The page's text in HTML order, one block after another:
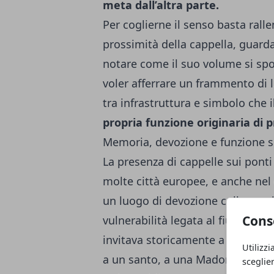
meta dall’altra parte.
Per coglierne il senso basta
prossimità della cappella,
notare come il suo volume si
voler afferrare un frammento di
tra infrastruttura e simbolo che
propria funzione originaria di
Memoria, devozione e funzione
La presenza di cappelle sui
molte città europee, e anche
un luogo di devozione
vulnerabilità legata al fiume e
invitava storicamente a cercare
a un santo, a una Madonna,a